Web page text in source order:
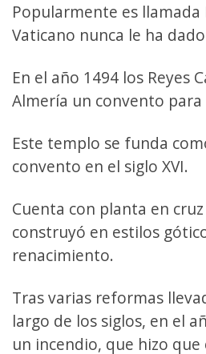
Popularmente es llamada
Vaticano nunca le ha
En el año 1494 los Reyes
Almería un convento para
Este templo se funda
convento en el siglo XVI.
Cuenta con planta en
construyó en estilos
renacimiento.
Tras varias reformas
largo de los siglos, en el
un incendio, que hizo que